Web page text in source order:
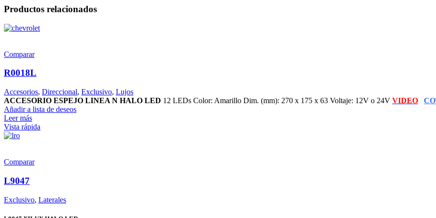
Productos relacionados
Comparar
R0018L
Accesorios, Direccional, Exclusivo, Lujos
ACCESORIO ESPEJO LINEA N HALO LED 12 LEDs Color: Amarillo Dim. (mm): 270 x 175 x 63 Voltaje: 12V o 24V VIDEO
Añadir a lista de deseos
Leer más
Vista rápida
Comparar
L9047
Exclusivo, Laterales